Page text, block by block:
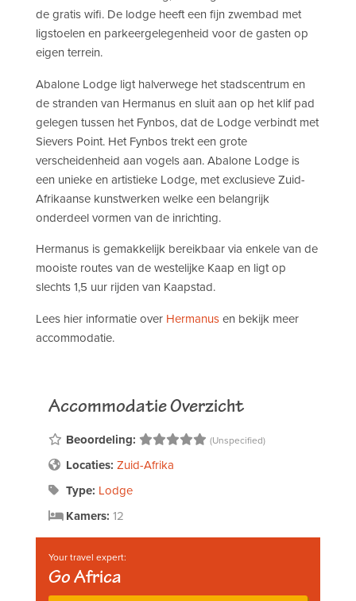
de gratis wifi. De lodge heeft een fijn zwembad met
ligstoelen en parkeergelegenheid voor de gasten op
eigen terrein.
Abalone Lodge ligt halverwege het stadscentrum en
de stranden van Hermanus en sluit aan op het klif pad
gelegen tussen het Fynbos, dat de Lodge verbindt met
Sievers Point. Het Fynbos trekt een grote
verscheidenheid aan vogels aan. Abalone Lodge is
een unieke en artistieke Lodge, met exclusieve Zuid-
Afrikaanse kunstwerken welke een belangrijk
onderdeel vormen van de inrichting.
Hermanus is gemakkelijk bereikbaar via enkele van de
mooiste routes van de westelijke Kaap en ligt op
slechts 1,5 uur rijden van Kaapstad.
Lees hier informatie over Hermanusen bekijk meer
accommodatie.
Accommodatie Overzicht
Beoordeling: (Unspecified)
Locaties: Zuid-Afrika
Type: Lodge
Kamers: 12
Your travel expert:
Go Africa